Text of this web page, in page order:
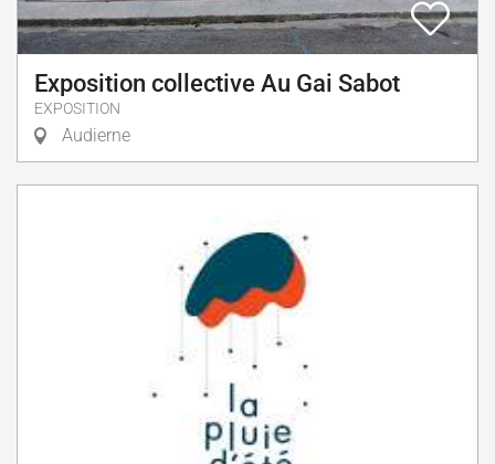
Exposition collective Au Gai Sabot
EXPOSITION
Audierne